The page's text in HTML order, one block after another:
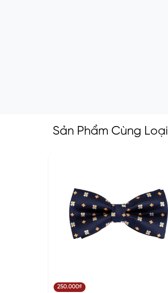
Sản Phẩm Cùng Loại
250.000₫